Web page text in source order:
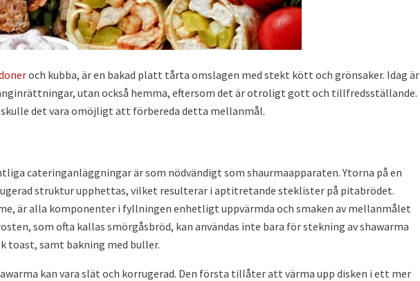
och kubba, är en bakad platt tårta omslagen med stekt kött och grönsaker. Idag är
utan också hemma, eftersom det är otroligt gott och tillfredsställande.
det vara omöjligt att förbereda detta mellanmål.
cateringanläggningar är som nödvändigt som shaurmaapparaten. Ytorna på en
struktur upphettas, vilket resulterar i aptitretande steklister på pitabrödet.
är alla komponenter i fyllningen enhetligt uppvärmda och smaken av mellanmålet
som ofta kallas smörgåsbröd, kan användas inte bara för stekning av shawarma
toast, samt bakning med buller.
kan vara slät och korrugerad. Den första tillåter att värma upp disken i ett mer